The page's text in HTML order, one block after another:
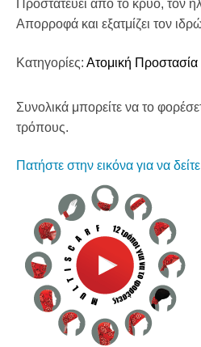
Προστατεύει από το κρύο, τον
Απορροφά και εξατμίζει τον
Κατηγορίες: Ατομική Προστασία
Συνολικά μπορείτε να το
τρόπους.
Πατήστε στην εικόνα για να δείτε